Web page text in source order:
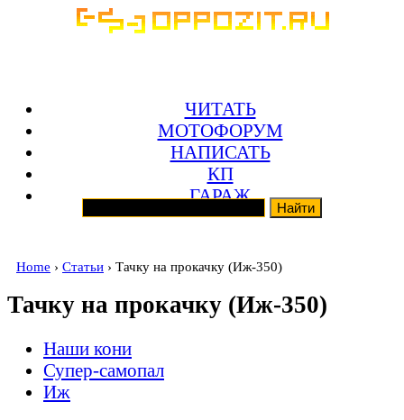
ЧИТАТЬ
МОТОФОРУМ
НАПИСАТЬ
КП
ГАРАЖ
Home › Статьи › Тачку на прокачку (Иж-350)
Тачку на прокачку (Иж-350)
Наши кони
Супер-самопал
Иж